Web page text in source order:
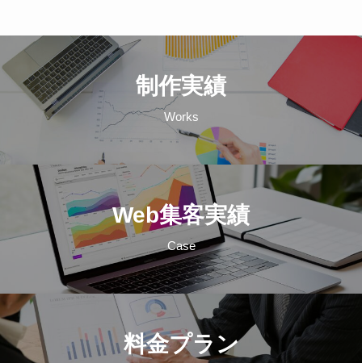
制作実績
Works
Web集客実績
Case
料金プラン